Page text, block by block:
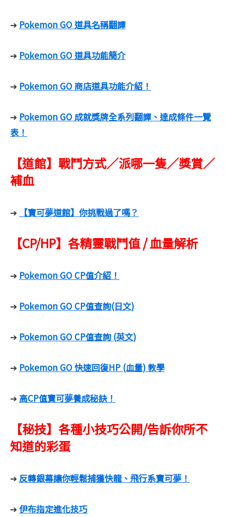
➔ Pokemon GO 道具名稱翻譯
➔ Pokemon GO 道具功能簡介
➔ Pokemon GO 商店道具功能介紹！
➔ Pokemon GO 成就獎牌全系列翻譯、達成條件一覽
表！
【道館】戰鬥方式／派哪一隻／獎賞／
補血
➔ 【寶可夢道館】你挑戰過了嗎？
【CP/HP】各精靈戰鬥值 / 血量解析
➔ Pokemon GO CP值介紹！
➔ Pokemon GO CP值查詢(日文)
➔ Pokemon GO CP值查詢 (英文)
➔ Pokemon GO 快速回復HP (血量) 教學
➔ 高CP值寶可夢養成秘訣！
【秘技】各種小技巧公開/告訴你所不
知道的彩蛋
➔反轉銀幕讓你輕鬆捕獲快龍、飛行系寶可夢！
➔伊布指定進化技巧